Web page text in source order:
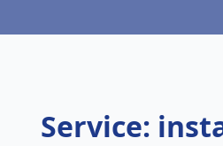
Service: